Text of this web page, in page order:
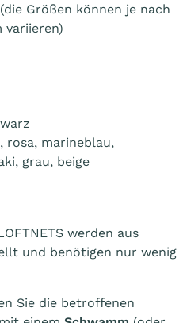
Größen können je nach
variieren)
rosa, marineblau,
grau, beige
werden aus
und benötigen nur wenig
Sie die betroffenen